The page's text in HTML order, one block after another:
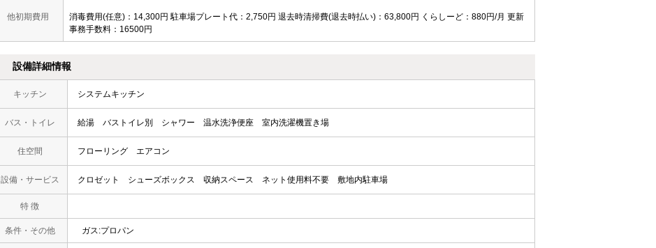
他初期費用
消毒費用(任意)：14,300円 駐車場プレート代：2,750円 退去時清掃費(退去時払い)：63,800円 くらしーど：880円/月 更新
事務手数料：16500円
設備詳細情報
キッチン システムキッチン
バス・トイレ 給湯 バストイレ別 シャワー 温水洗浄便座 室内洗濯機置き場
住空間 フローリング エアコン
設備・サービス クロゼット シューズボックス 収納スペース ネット使用料不要 敷地内駐車場
特 徴
条件・その他 ガス:プロパン